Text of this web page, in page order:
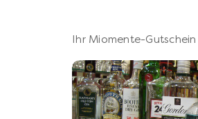
Ihr Miomente-